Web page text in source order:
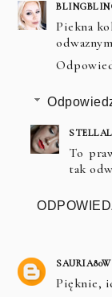
Piekna
To
tak
Pięknie,